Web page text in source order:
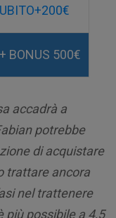
BONUS 500€
accadrà a
potrebbe
di acquistare
trattare ancora
nel trattenere
più possibile a 4,5